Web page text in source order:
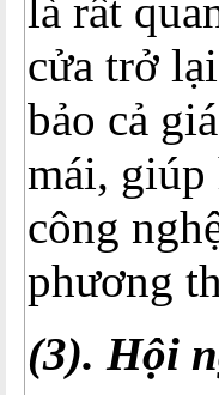
là rất
cửa trở
bảo cả
mái, giúp
công
phương
(3). Hội